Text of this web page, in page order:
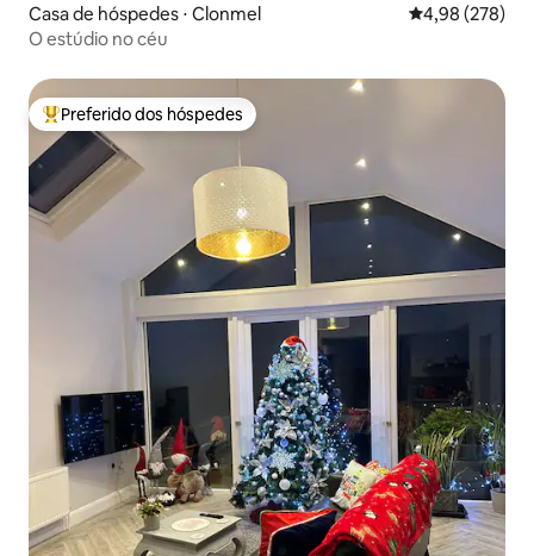
Casa de hóspedes ⋅ Clonmel 4,98 de uma
4,98 (278)
O estúdio no céu
Entre os melhores preferidos dos hóspedes
Preferido dos hóspedes